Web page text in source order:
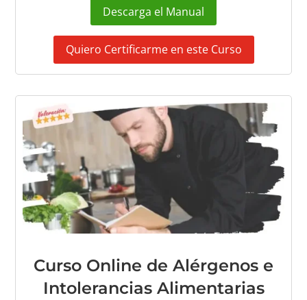
Descarga el Manual
Quiero Certificarme en este Curso
Curso Online de Alérgenos e
Intolerancias Alimentarias